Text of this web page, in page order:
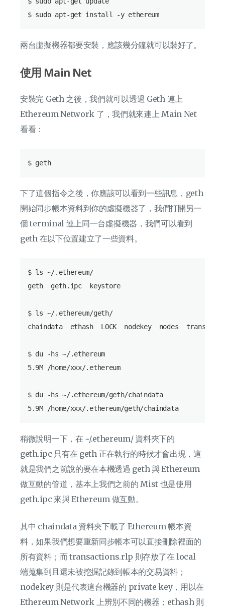
$ sudo apt-get install -y ethereum
兩台虛擬機器都要安裝，應該幾分鐘就可以裝好了。
使用 Main Net
安裝完 Geth 之後，我們就可以透過 Geth 連上
Ethereum Network 了，我們就來連上 Main Net
看看：
$ geth
下了這個指令之後，你應該可以看到一些訊息，geth
開始同步帳本資料到你的虛擬機器了，我們打開另一
個 terminal 連上同一台虛擬機器，我們可以看到
geth 在以下位置建立了一些資料。
$ ls ~/.ethereum/
geth  geth.ipc  keystore
$ ls ~/.ethereum/geth/
chaindata  ethash  LOCK  nodekey  nodes
$ du -hs ~/.ethereum
5.9M /home/xxx/.ethereum
$ du -hs ~/.ethereum/geth/chaindata
5.9M /home/xxx/.ethereum/geth/chaindata
稍微說明一下，在 ~/.ethereum/ 資料夾下的
geth.ipc 只有在 geth 正在執行的時候才會出現，這
就是我們之前說的要在本機透過 geth 與 Ethereum
做互動的管道，基本上我們之前的 Mist 也是使用
geth.ipc 來與 Ethereum 做互動。
其中 chaindata 資料夾下載了 Ethereum 帳本資
料，如果我們想要重新同步帳本可以直接刪除裡面的
所有資料；而 transactions.rlp 則存放了在 local
端蒐集到且還未被挖掘記錄到帳本的交易資料；
nodekey 則是代表這台機器的 private key，用以在
Ethereum Network 上辨別不同的機器；ethash 則